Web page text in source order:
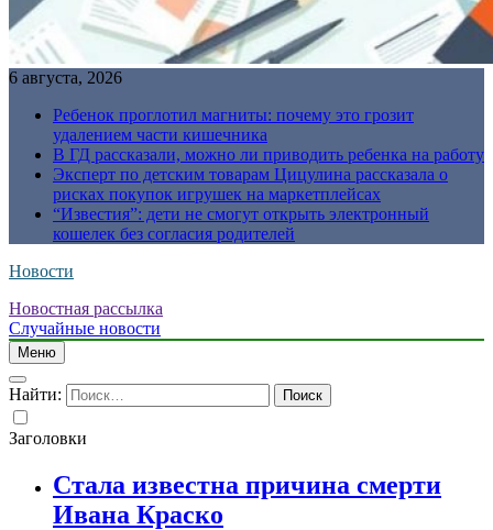
6 августа, 2026
Ребенок проглотил магниты: почему это грозит
удалением части кишечника
В ГД рассказали, можно ли приводить ребенка на работу
Эксперт по детским товарам Цицулина рассказала о
рисках покупок игрушек на маркетплейсах
“Известия”: дети не смогут открыть электронный
кошелек без согласия родителей
Новости
Новостная рассылка
Случайные новости
Меню
Найти:
Заголовки
Стала известна причина смерти
Ивана Краско